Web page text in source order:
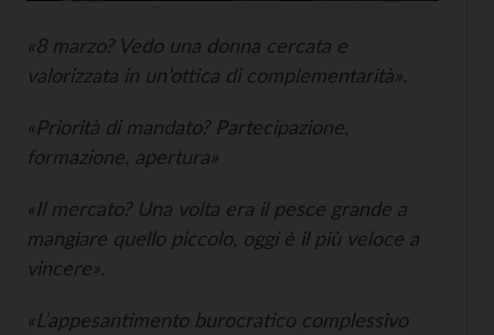
«8 marzo? Vedo una donna cercata e
valorizzata in un’ottica di complementarità».
«Priorità di mandato? Partecipazione,
formazione, apertura»
«Il mercato? Una volta era il pesce grande a
mangiare quello piccolo, oggi è il più veloce a
vincere».
«L’appesantimento burocratico complessivo